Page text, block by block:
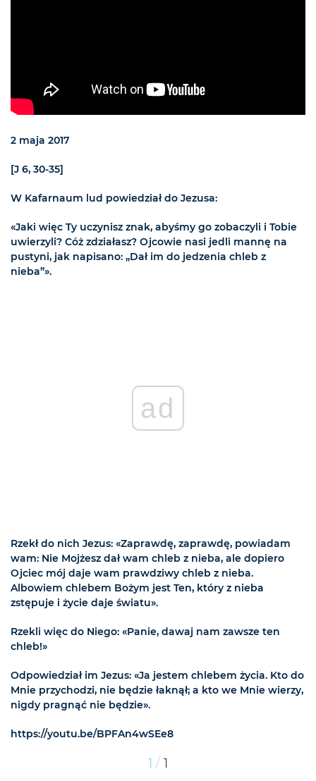
2 maja 2017
[J 6, 30-35]
W Kafarnaum lud powiedział do Jezusa:
«Jaki więc Ty uczynisz znak, abyśmy go zobaczyli i Tobie
uwierzyli? Cóż zdziałasz? Ojcowie nasi jedli mannę na
pustyni, jak napisano: „Dał im do jedzenia chleb z
nieba”».
ad
Rzekł do nich Jezus: «Zaprawdę, zaprawdę, powiadam
wam: Nie Mojżesz dał wam chleb z nieba, ale dopiero
Ojciec mój daje wam prawdziwy chleb z nieba.
Albowiem chlebem Bożym jest Ten, który z nieba
zstępuje i życie daje światu».
Rzekli więc do Niego: «Panie, dawaj nam zawsze ten
chleb!»
Odpowiedział im Jezus: «Ja jestem chlebem życia. Kto do
Mnie przychodzi, nie będzie łaknął; a kto we Mnie wierzy,
nigdy pragnąć nie będzie».
https://youtu.be/BPFAn4wSEe8
1 / 1